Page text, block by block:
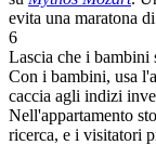
evita una maratona
6
Lascia che i bambini
Con i bambini, usa
caccia agli indizi
Nell'appartamento
ricerca, e i visitatori